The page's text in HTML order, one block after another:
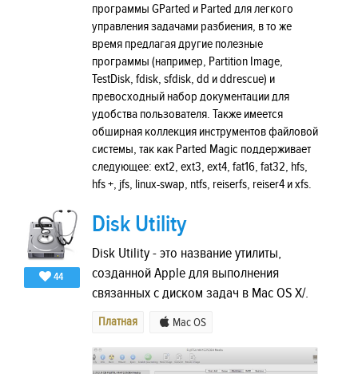
программы GParted и Parted для легкого
управления задачами разбиения, в то же
время предлагая другие полезные
программы (например, Partition Image,
TestDisk, fdisk, sfdisk, dd и ddrescue) и
превосходный набор документации для
удобства пользователя. Также имеется
обширная коллекция инструментов файловой
системы, так как Parted Magic поддерживает
следующее: ext2, ext3, ext4, fat16, fat32, hfs,
hfs +, jfs, linux-swap, ntfs, reiserfs, reiser4 и xfs.
44
Disk Utility
Disk Utility - это название утилиты,
созданной Apple для выполнения
связанных с диском задач в Mac OS X/.
Платная Mac OS